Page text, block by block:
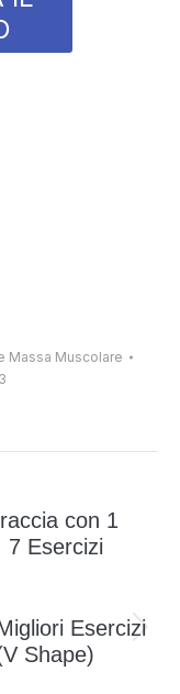
Massa Muscolare
con 1
7 Esercizi
Esercizi
Shape)